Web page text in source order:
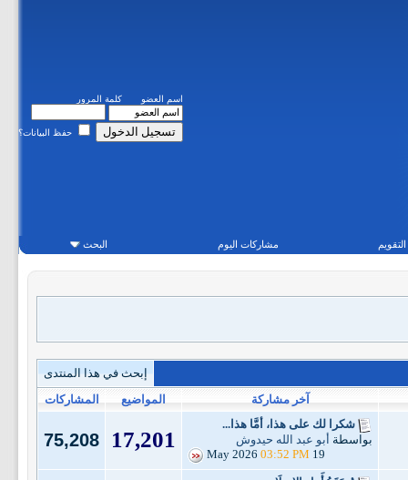
اسم العضو كلمة المرور
حفظ البيانات؟
التقويم مشاركات اليوم البحث
إبحث في هذا المنتدى
آخر مشاركة
المواضيع
المشاركات
شكرا لك على هذا، أمَّا هذا...
بواسطة أبو عبد الله حيدوش
19 May 2026
03:52 PM
17,201
75,208